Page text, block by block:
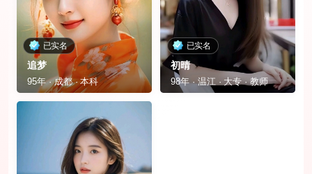
已实名
追梦
95年 · 成都 · 本科
已实名
初晴
98年 · 温江 · 大专 · 教师